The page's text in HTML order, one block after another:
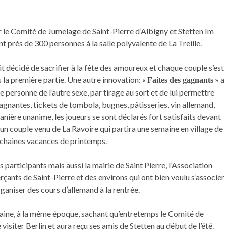
Comité de Jumelage de Saint-Pierre d’Albigny et Stetten Im
près de 300 personnes à la salle polyvalente de La Treille.
décidé de sacrifier à la fête des amoureux et chaque couple s’est
première partie. Une autre innovation: « Faites des gagnants » a
personne de l’autre sexe, par tirage au sort et de lui permettre
tickets de tombola, bugnes, pâtisseries, vin allemand,
unanime, les joueurs se sont déclarés fort satisfaits devant
couple venu de La Ravoire qui partira une semaine en village de
vacances de printemps.
participants mais aussi la mairie de Saint Pierre, l’Association
de Saint-Pierre et des environs qui ont bien voulu s’associer
des cours d’allemand à la rentrée.
à la même époque, sachant qu’entretemps le Comité de
Berlin et aura reçu ses amis de Stetten au début de l’été.